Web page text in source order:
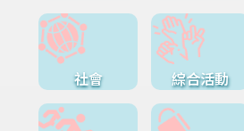
社會 綜合活動